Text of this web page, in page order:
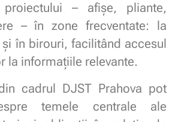
– afișe, pliante,
– în zone frecventate: la
în birouri, facilitând accesul
la informațiile relevante.
cadrul DJST Prahova pot
temele centrale ale